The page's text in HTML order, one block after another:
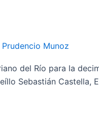
Munoz
del Río para la
Sebastián Castella,